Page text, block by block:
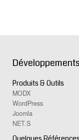
Produits & Outils
MODX
WordPress
Joomla
NET.S